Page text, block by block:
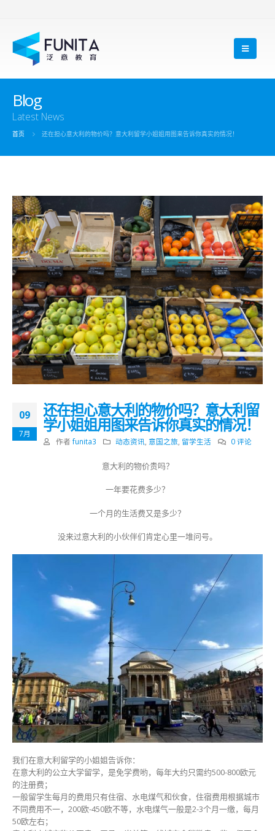
Blog
Latest News
首页 还在担心意大利的物价吗？意大利留学小姐姐用图来告诉你真实的情况！
09
7月
还在担心意大利的物价吗？意大利留
学小姐姐用图来告诉你真实的情况！
作者 funita3 动态资讯 ,意国之旅 留学生活 0 评论
意大利的物价贵吗？
一年要花费多少？
一个月的生活费又是多少？
没来过意大利的小伙伴们肯定心里一堆问号。
我们在意大利留学的小姐姐告诉你：
在意大利的公立大学留学，是免学费哟，每年大约只需约500-800欧元
的注册费；
一般留学生每月的费用只有住宿、水电煤气和伙食，住宿费用根据城市
不同费用不一，200欧-450欧不等，水电煤气一般是2-3个月一缴，每月
50欧左右；